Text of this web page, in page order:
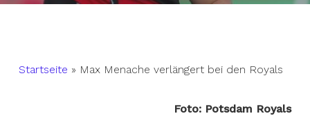
Startseite » Max Menache verlängert bei den Royals
Foto: Potsdam Royals